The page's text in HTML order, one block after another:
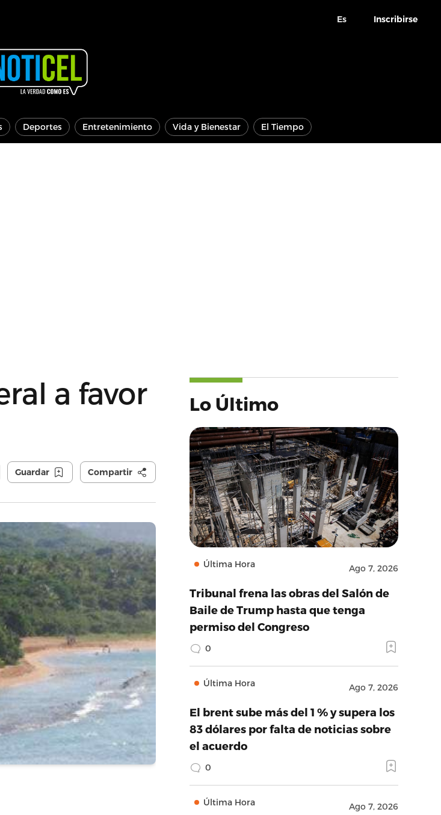
Es Inscribirse
Deportes Entretenimiento Vida y Bienestar El Tiempo
a favor
Guardar Compartir
Lo Último
Última Hora Ago 7, 2026
Tribunal frena las obras del Salón de
Baile de Trump hasta que tenga
permiso del Congreso
0
Última Hora Ago 7, 2026
El brent sube más del 1 % y supera los
83 dólares por falta de noticias sobre
el acuerdo
0
Última Hora Ago 7, 2026